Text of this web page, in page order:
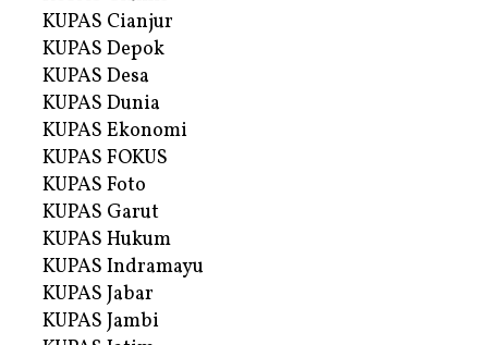
KUPAS Cianjur
KUPAS Depok
KUPAS Desa
KUPAS Dunia
KUPAS Ekonomi
KUPAS FOKUS
KUPAS Foto
KUPAS Garut
KUPAS Hukum
KUPAS Indramayu
KUPAS Jabar
KUPAS Jambi